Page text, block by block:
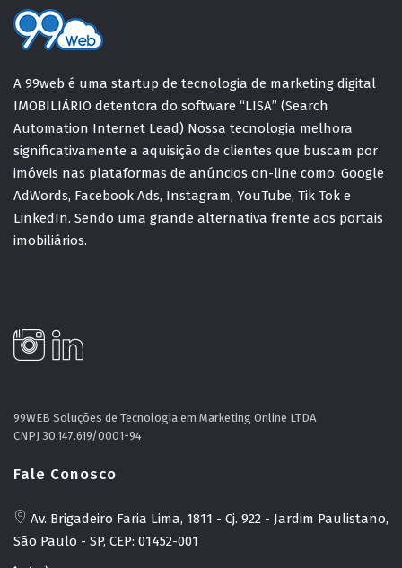
A 99web é uma startup de tecnologia de marketing digital
IMOBILIÁRIO detentora do software “LISA” (Search
Automation Internet Lead) Nossa tecnologia melhora
significativamente a aquisição de clientes que buscam por
imóveis nas plataformas de anúncios on-line como: Google
AdWords, Facebook Ads, Instagram, YouTube, Tik Tok e
LinkedIn. Sendo uma grande alternativa frente aos portais
imobiliários.
99WEB Soluções de Tecnologia em Marketing Online LTDA
CNPJ 30.147.619/0001-94
Fale Conosco
Av. Brigadeiro Faria Lima, 1811 - Cj. 922 - Jardim Paulistano,
São Paulo - SP, CEP: 01452-001